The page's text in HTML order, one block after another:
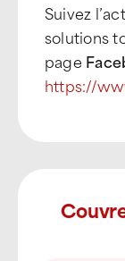
Suivez
solutions
page
https://